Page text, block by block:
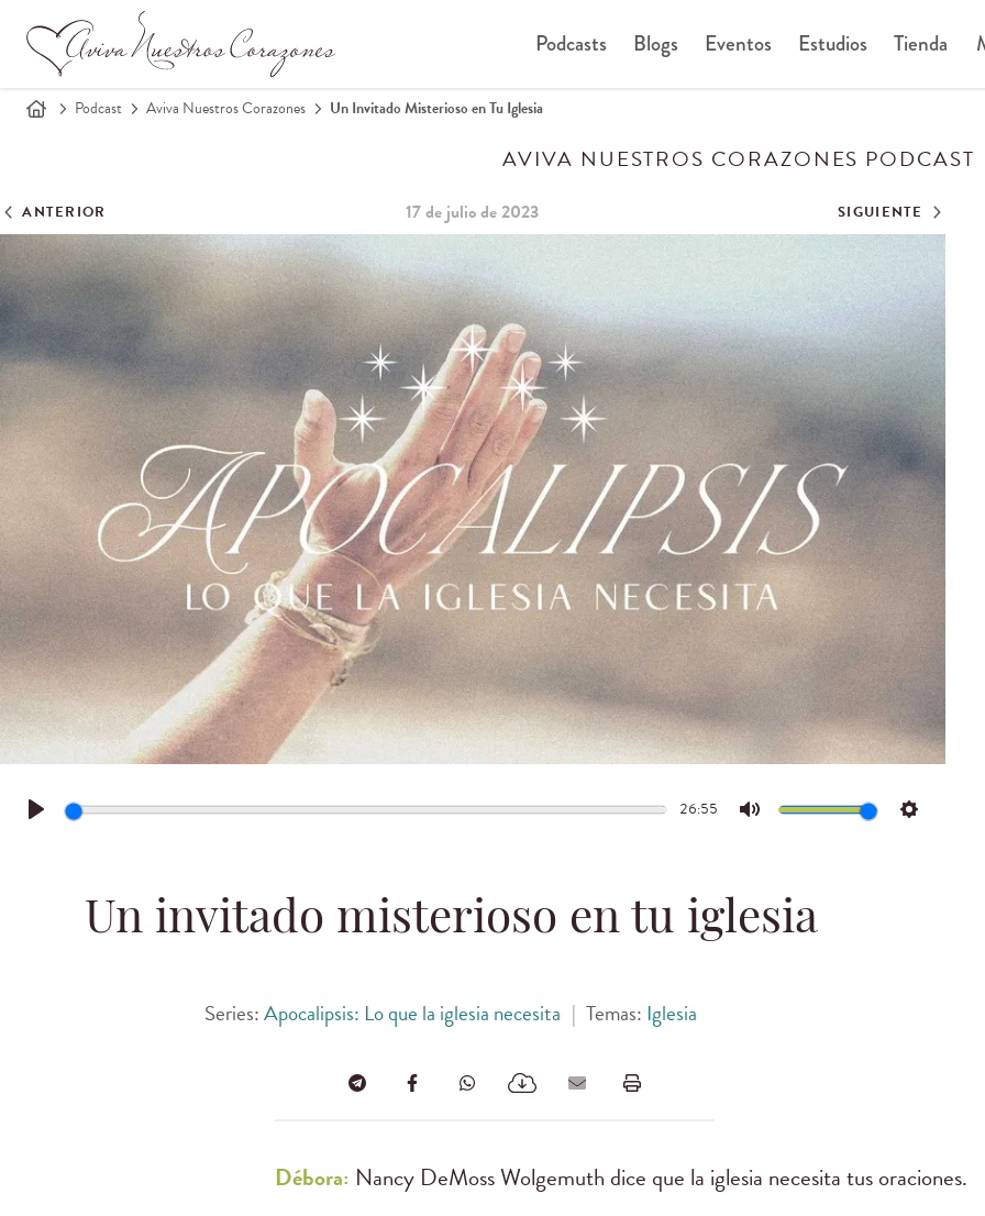
Podcasts Blogs Eventos Estudios Tienda
Podcast Aviva Nuestros Corazones Un Invitado Misterioso en Tu Iglesia
AVIVA NUESTROS CORAZONES PODCAST
ANTERIOR 17 de julio de 2023 SIGUIENTE
Play
26:55
Mute Settings
Un invitado misterioso en tu iglesia
Series:Apocalipsis: Lo que la iglesia necesita | Temas: Iglesia
Débora: Nancy DeMoss Wolgemuth dice que la iglesia necesita tus oraciones.